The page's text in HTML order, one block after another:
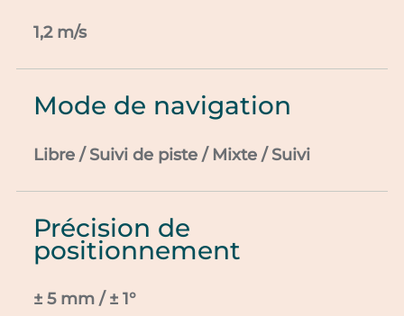
1,2 m/s
Mode de navigation
Libre / Suivi de piste / Mixte / Suivi
Précision de
positionnement
± 5 mm / ± 1°